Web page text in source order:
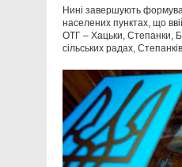
Нині завершують
населених пунктах, що
ОТГ – Хацьки, Степанки,
сільських радах,